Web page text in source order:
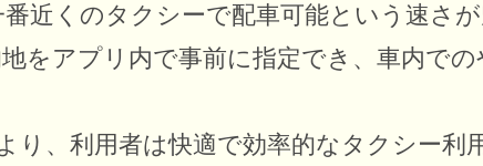
近くのタクシーで配車可能という速さが
をアプリ内で事前に指定でき、車内で
り、利用者は快適で効率的なタクシー利